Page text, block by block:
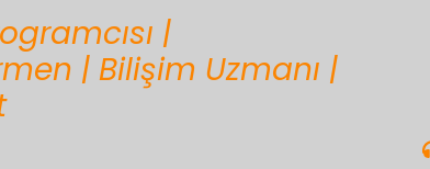
|
| Bilişim Uzmanı |